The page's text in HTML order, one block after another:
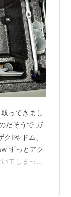
ってきまし
だそうで ガ
Ⅱやドム、
ずっとアク
てしまって
ダイソー）